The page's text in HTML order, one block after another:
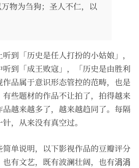
物为刍狗；圣人不仁，以
到「历史是任人打扮的小姑娘」，
到「成王败寇」，「历史是由胜利
品属于意识形态管控的范畴，也是
些题材的作品不让拍了，拍得越来
越来越多了，越来越趋同了。每隔
，从来没有真空过。
单说明，以下影视作品的豆瓣评分
有文艺，既有波澜壮阔，也有涓涓